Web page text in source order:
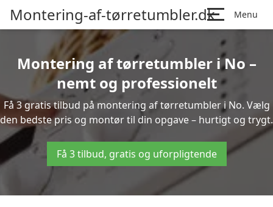
Montering-af-tørretumbler.dk Menu
Montering af tørretumbler i No –
nemt og professionelt
Få 3 gratis tilbud på montering af tørretumbler i No. Vælg
den bedste pris og montør til din opgave – hurtigt og trygt.
Få 3 tilbud, gratis og uforpligtende